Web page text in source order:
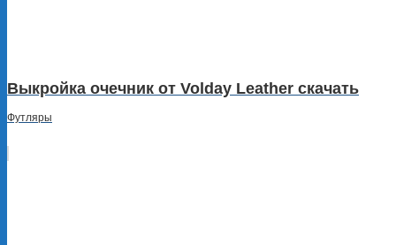
Выкройка очечник от Volday Leather скачать
Футляры